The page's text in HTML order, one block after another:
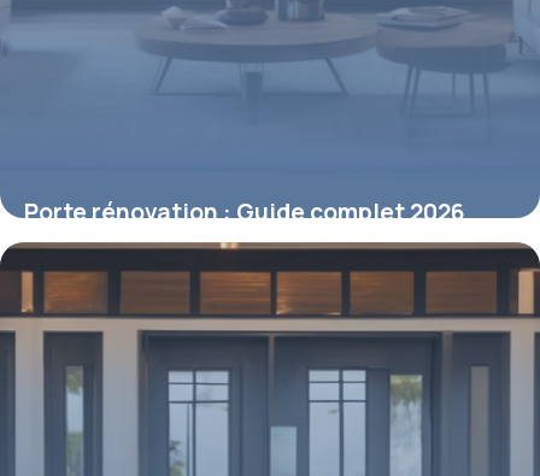
Porte rénovation : Guide complet 2026
4 mai 2026